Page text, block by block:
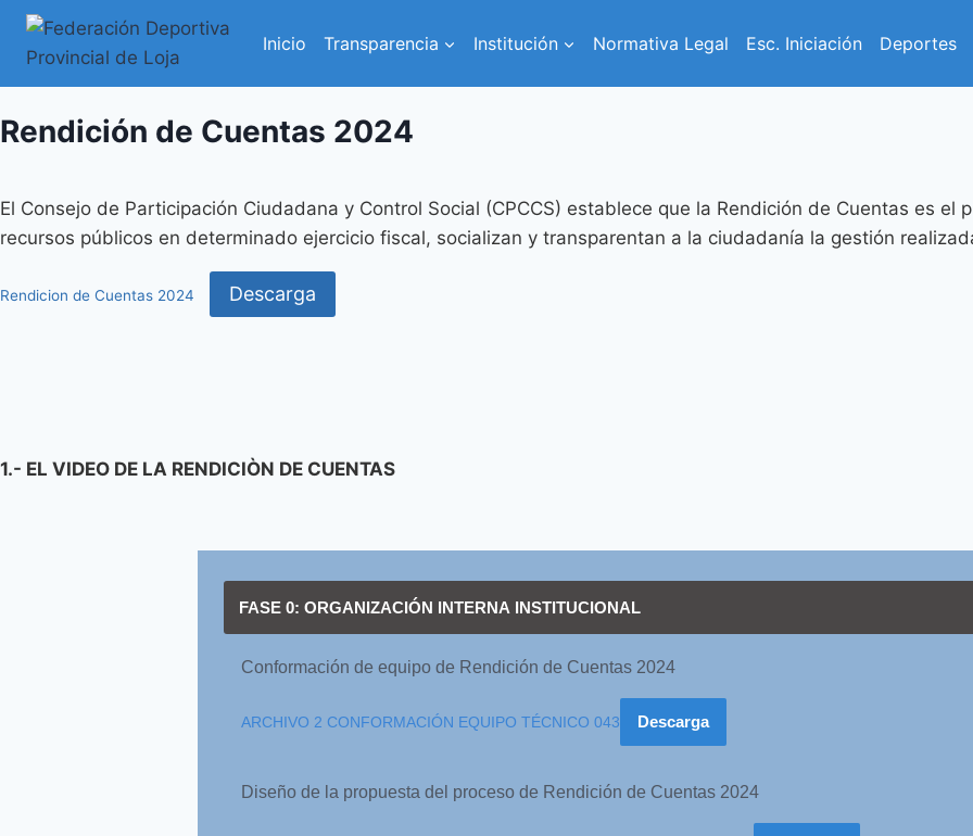
Inicio Transparencia Institución Normativa Legal Esc. Iniciación Deportes
Rendición de Cuentas 2024
El Consejo de Participación Ciudadana y Control Social (CPCCS) establece que la Rendición de Cuentas es
recursos públicos en determinado ejercicio fiscal, socializan y transparentan a la ciudadanía la gestión
Rendicion de Cuentas 2024 Descarga
1.- EL VIDEO DE LA RENDICIÒN DE CUENTAS
FASE 0: ORGANIZACIÓN INTERNA INSTITUCIONAL
Conformación de equipo de Rendición de Cuentas 2024
ARCHIVO 2 CONFORMACIÓN EQUIPO TÉCNICO 043 Descarga
Diseño de la propuesta del proceso de Rendición de Cuentas 2024